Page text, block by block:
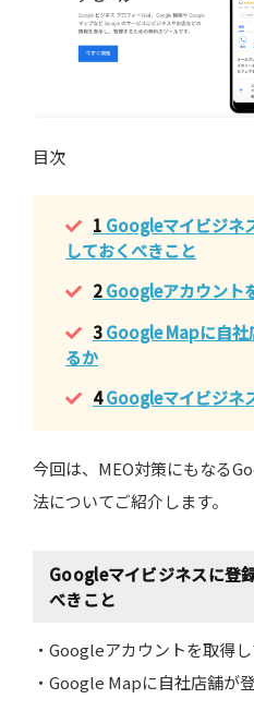
目次
1 Googleマイビジネ
しておくべきこと
2Googleアカウント
3Google Mapに自社
るか
4Googleマイビジネ
今回は、MEO対策にもなる
法についてご紹介します。
Googleマイビジネスに登
べきこと
・Googleアカウントを取得
・Google Mapに自社店舗が